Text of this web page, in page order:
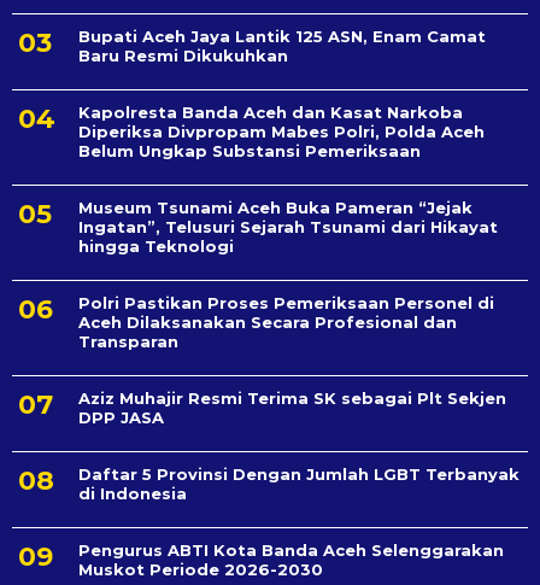
Bupati Aceh Jaya Lantik 125 ASN, Enam Camat
Baru Resmi Dikukuhkan
Kapolresta Banda Aceh dan Kasat Narkoba
Diperiksa Divpropam Mabes Polri, Polda Aceh
Belum Ungkap Substansi Pemeriksaan
Museum Tsunami Aceh Buka Pameran “Jejak
Ingatan”, Telusuri Sejarah Tsunami dari Hikayat
hingga Teknologi
Polri Pastikan Proses Pemeriksaan Personel di
Aceh Dilaksanakan Secara Profesional dan
Transparan
Aziz Muhajir Resmi Terima SK sebagai Plt Sekjen
DPP JASA
Daftar 5 Provinsi Dengan Jumlah LGBT Terbanyak
di Indonesia
Pengurus ABTI Kota Banda Aceh Selenggarakan
Muskot Periode 2026-2030